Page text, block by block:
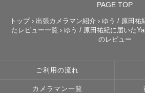
PAGE TOP
トップ› 出張カメラマン紹介 › ゆう / 原田祐
たレビュー一覧 › ゆう / 原田祐紀に届いた
のレビュー
ご利用の流れ
カメラマン一覧